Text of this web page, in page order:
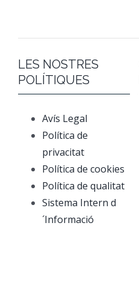
LES NOSTRES
POLÍTIQUES
Avís Legal
Política de
privacitat
Política de cookies
Política de qualitat
Sistema Intern d
´Informació